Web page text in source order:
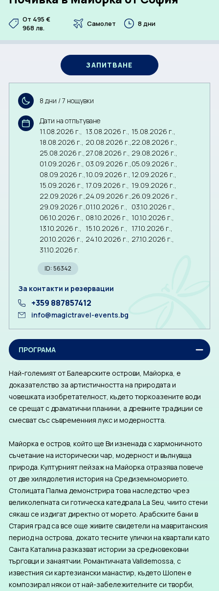
CORPORATE
BULGARIA
Документи
Политика за поверителност
Контакти
ЗАПИТВАНЕ
От 495 €
968 лв. Самолет 8 дни
ЗАПИТВАНЕ
8 дни / 7 нощувки
Дати на отпътуване
11.08.2026 г., 13.08.2026 г.,15.08.2026 г.,
18.08.2026 г.,20.08.2026 г.,22.08.2026 г.,
25.08.2026 г.,27.08.2026 г.,29.08.2026 г.,
01.09.2026 г.,03.09.2026 г.,05.09.2026 г.,
08.09.2026 г.,10.09.2026 г.,12.09.2026 г.,
15.09.2026 г.,17.09.2026 г., 19.09.2026 г.,
22.09.2026 г.,24.09.2026 г.,26.09.2026 г.,
29.09.2026 г.,01.10.2026 г., 03.10.2026 г.,
06.10.2026 г.,08.10.2026 г., 10.10.2026 г.,
13.10.2026 г., 15.10.2026 г., 17.10.2026 г.,
20.10.2026 г.,24.10.2026 г.,27.10.2026 г.,
31.10.2026 г.
ID: 56342
За контакти и резервации
+359 887857412
info@magictravel-events.bg
ПРОГРАМА
Най-големият от Балеарските острови, Майорка, е
доказателство за артистичността на природата и
човешката изобретателност, където тюркоазените води
се срещат с драматични планини, а древните традиции се
смесват със съвременния лукс и модерността.
Майорка е остров, който ще Ви изненада с хармоничното
съчетание на исторически чар, модерност и вълнувща
природа. Културният пейзаж на Майорка отразява повече
от две хилядолетия история на Средиземноморието.
Столицата Палма демонстрира това наследство чрез
великолепната си готическа катедрала La Seu, чиито стени
сякаш се издигат директно от морето. Арабските бани в
Стария град са все още живите свидетели на мавританския
период на острова, докато тесните улички на квартали като
Санта Каталина разказват истории за средновековни
търговци и занаятчии. Романтичната Valldemossa, с
известния си картезиански манастир, където Шопен е
композирал някои от най-забележителните си творби,